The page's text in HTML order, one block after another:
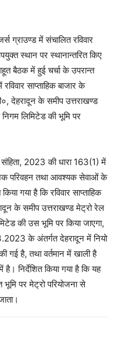
ग्राउण्ड में संचालित रविवार
स्थान पर स्थानान्तरित किए
बैठक में हुई चर्चा के उपरान्त
साप्ताहिक बाजार के
देहरादून के समीप उत्तराखण्ड
लिमिटेड की भूमि पर
संहिता, 2023 की धारा 163(1) में
परिवहन तथा आवश्यक सेवाओं के
गया है कि रविवार साप्ताहिक
के समीप उत्तराखण्ड मेट्रो रेल
की उस भूमि पर किया जाएगा,
के अंतर्गत देहरादून में नियो
गई है, तथा वर्तमान में खाली है
निर्देशित किया गया है कि यह
पर मेट्रो परियोजना से